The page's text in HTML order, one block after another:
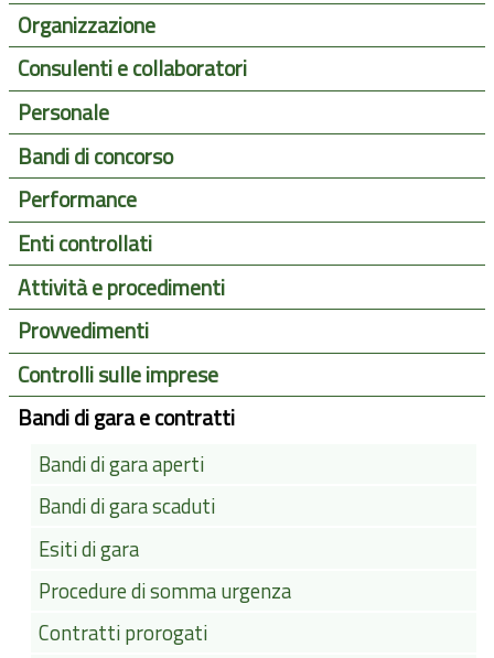
Organizzazione
Consulenti e collaboratori
Personale
Bandi di concorso
Performance
Enti controllati
Attività e procedimenti
Provvedimenti
Controlli sulle imprese
Bandi di gara e contratti
Bandi di gara aperti
Bandi di gara scaduti
Esiti di gara
Procedure di somma urgenza
Contratti prorogati